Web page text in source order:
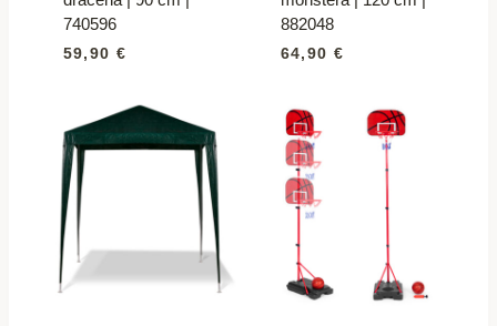
740596
59,90 €
882048
64,90 €